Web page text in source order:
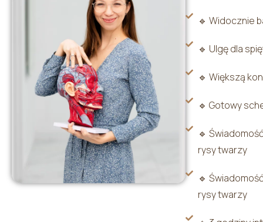
🔹 Widocznie
🔹 Ulgę dla
🔹 Większą
🔹 Gotowy
🔹
rysy twarzy
🔹
rysy twarzy